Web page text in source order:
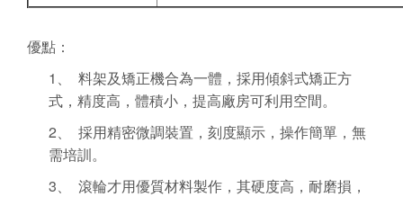
優點：
1、 料架及矯正機合為一體，採用傾斜式矯正方
式，精度高，體積小，提高廠房可利用空間。
2、 採用精密微調裝置，刻度顯示，操作簡單，無
需培訓。
3、 滾輪才用優質材料製作，其硬度高，耐磨損，